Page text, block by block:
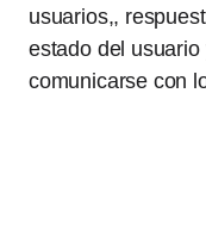
usuarios,,
estado del
comunicarse con